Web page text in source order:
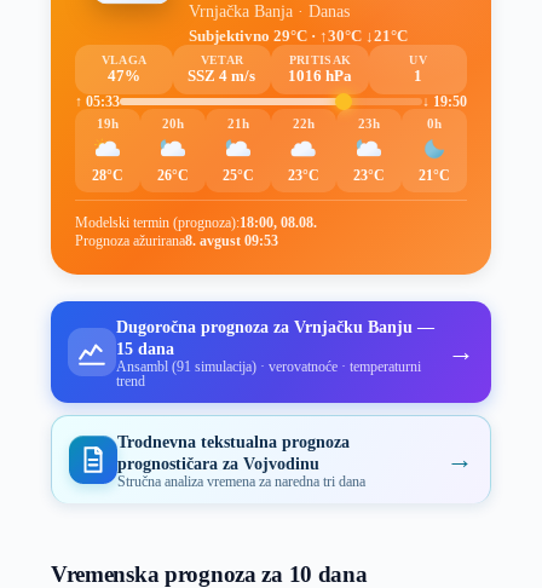
Vrnjačka Banja · Danas
Subjektivno 29°C · ↑30°C ↓21°C
VLAGA
47%
VETAR
SSZ 4 m/s
PRITISAK
1016 hPa
UV
1
↑ 05:33
↓ 19:50
19h
28°C
20h
26°C
21h
25°C
22h
23°C
23h
23°C
0h
21°C
Modelski termin (prognoza):18:00, 08.08.
Prognoza ažurirana8. avgust 09:53
Dugoročna prognoza za Vrnjačku Banju —
15 dana
Ansambl (91 simulacija) · verovatnoće · temperaturni
trend
→
Trodnevna tekstualna prognoza
prognostičara za Vojvodinu
Stručna analiza vremena za naredna tri dana
→
Vremenska prognoza za 10 dana